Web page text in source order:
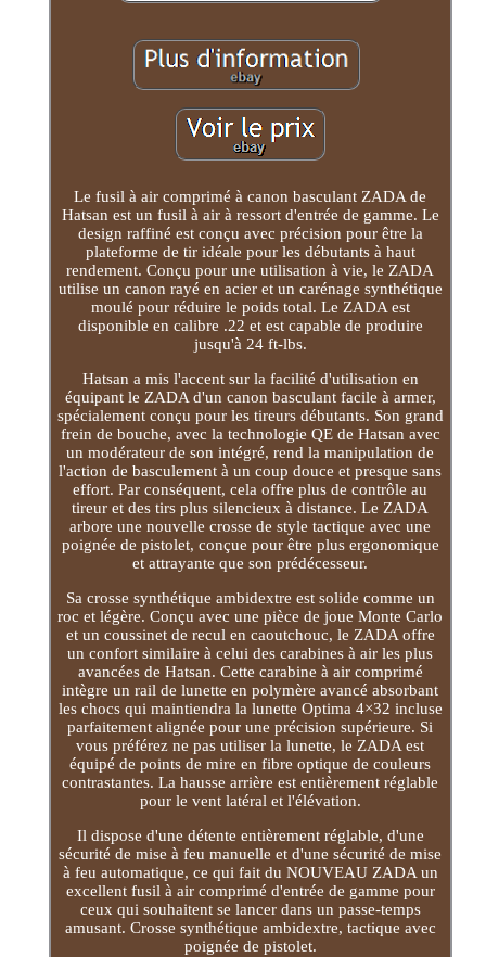
Le fusil à air comprimé à canon basculant ZADA de
Hatsan est un fusil à air à ressort d'entrée de gamme. Le
design raffiné est conçu avec précision pour être la
plateforme de tir idéale pour les débutants à haut
rendement. Conçu pour une utilisation à vie, le ZADA
utilise un canon rayé en acier et un carénage synthétique
moulé pour réduire le poids total. Le ZADA est
disponible en calibre .22 et est capable de produire
jusqu'à 24 ft-lbs.
Hatsan a mis l'accent sur la facilité d'utilisation en
équipant le ZADA d'un canon basculant facile à armer,
spécialement conçu pour les tireurs débutants. Son grand
frein de bouche, avec la technologie QE de Hatsan avec
un modérateur de son intégré, rend la manipulation de
l'action de basculement à un coup douce et presque sans
effort. Par conséquent, cela offre plus de contrôle au
tireur et des tirs plus silencieux à distance. Le ZADA
arbore une nouvelle crosse de style tactique avec une
poignée de pistolet, conçue pour être plus ergonomique
et attrayante que son prédécesseur.
Sa crosse synthétique ambidextre est solide comme un
roc et légère. Conçu avec une pièce de joue Monte Carlo
et un coussinet de recul en caoutchouc, le ZADA offre
un confort similaire à celui des carabines à air les plus
avancées de Hatsan. Cette carabine à air comprimé
intègre un rail de lunette en polymère avancé absorbant
les chocs qui maintiendra la lunette Optima 4×32 incluse
parfaitement alignée pour une précision supérieure. Si
vous préférez ne pas utiliser la lunette, le ZADA est
équipé de points de mire en fibre optique de couleurs
contrastantes. La hausse arrière est entièrement réglable
pour le vent latéral et l'élévation.
Il dispose d'une détente entièrement réglable, d'une
sécurité de mise à feu manuelle et d'une sécurité de mise
à feu automatique, ce qui fait du NOUVEAU ZADA un
excellent fusil à air comprimé d'entrée de gamme pour
ceux qui souhaitent se lancer dans un passe-temps
amusant. Crosse synthétique ambidextre, tactique avec
poignée de pistolet.